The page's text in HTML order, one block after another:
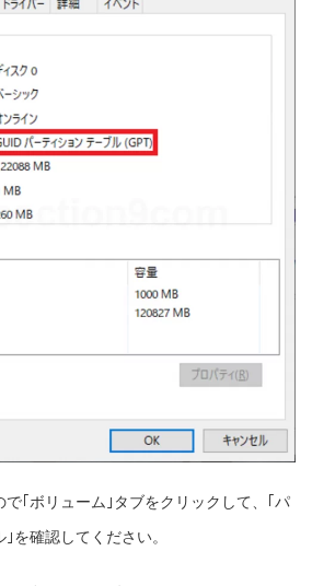
｢ボリューム｣タブをクリックして、｢パ
を確認してください。